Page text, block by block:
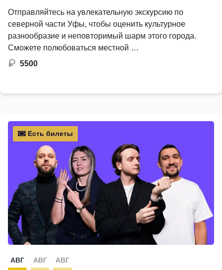
Отправляйтесь на увлекательную экскурсию по
северной части Уфы, чтобы оценить культурное
разнообразие и неповторимый шарм этого города.
Сможете полюбоваться местной …
5500
Есть билеты
АВГ АВГ АВГ